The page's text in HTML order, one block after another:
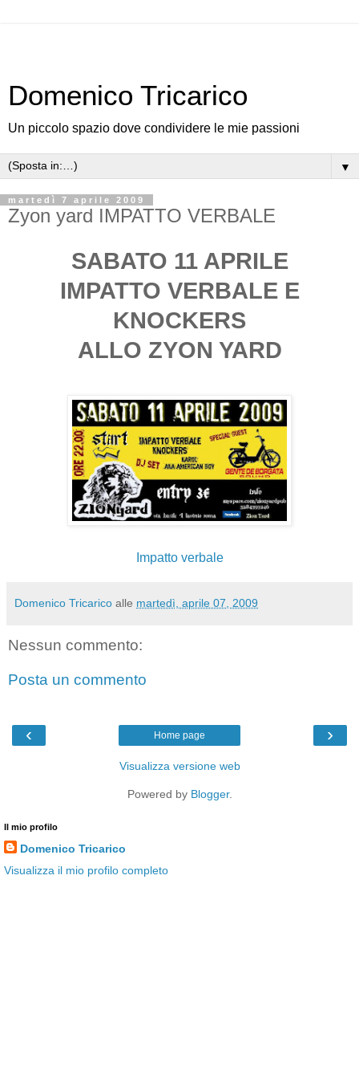
Domenico Tricarico
Un piccolo spazio dove condividere le mie passioni
▼
martedì 7 aprile 2009
Zyon yard IMPATTO VERBALE
SABATO 11 APRILE
IMPATTO VERBALE E
KNOCKERS
ALLO ZYON YARD
Impatto verbale
Domenico Tricarico alle martedì, aprile 07, 2009
Nessun commento:
Posta un commento
‹ ›
Home page
Visualizza versione web
Powered by Blogger.
Il mio profilo
Domenico Tricarico
Visualizza il mio profilo completo